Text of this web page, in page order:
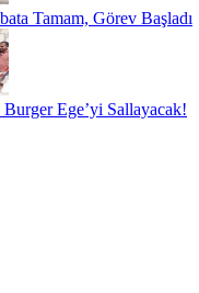
Tamam, Görev Başladı
Ege’yi Sallayacak!